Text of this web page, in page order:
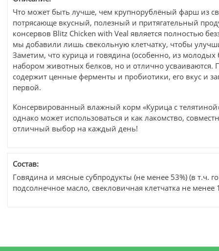
Что может быть лучше, чем крупнорублёный фарш из
потрясающе вкусный, полезный и притягательный
консервов Blitz Chicken with Veal является полностью
мы добавили лишь свекольную клетчатку, чтобы
Заметим, что курица и говядина (особенно, из
набором животных белков, но и отлично усваиваются.
содержит ценные ферменты и пробиотики, его вкус и
первой.
Консервированный влажный корм «Курица с
однако может использоваться и как лакомство,
отличный выбор на каждый день!
Состав:
Говядина и мясные субпродукты (не менее 53%) (в т.ч.
подсолнечное масло, свекловичная клетчатка не